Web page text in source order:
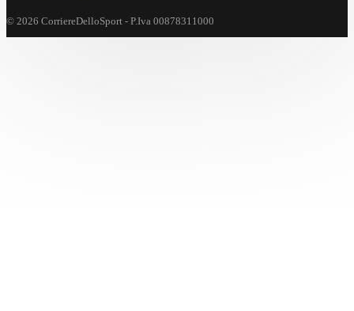
© 2026 CorriereDelloSport - P.Iva 00878311000